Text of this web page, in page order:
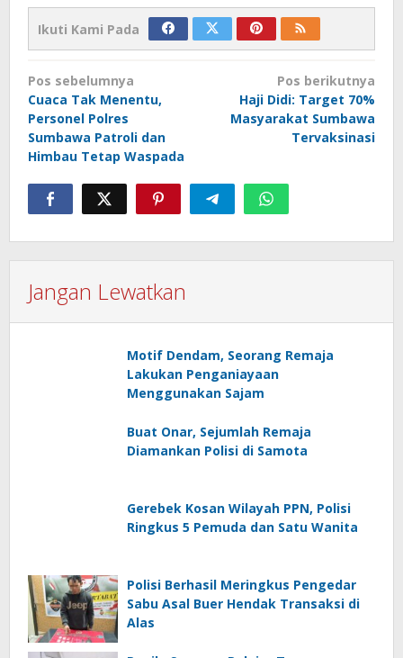
Ikuti Kami Pada
Navigasi
pos
Pos sebelumnya
Cuaca Tak Menentu,
Personel Polres
Sumbawa Patroli dan
Himbau Tetap Waspada
Pos berikutnya
Haji Didi: Target 70%
Masyarakat Sumbawa
Tervaksinasi
Jangan Lewatkan
Motif Dendam, Seorang Remaja
Lakukan Penganiayaan
Menggunakan Sajam
Buat Onar, Sejumlah Remaja
Diamankan Polisi di Samota
Gerebek Kosan Wilayah PPN, Polisi
Ringkus 5 Pemuda dan Satu Wanita
Polisi Berhasil Meringkus Pengedar
Sabu Asal Buer Hendak Transaksi di
Alas